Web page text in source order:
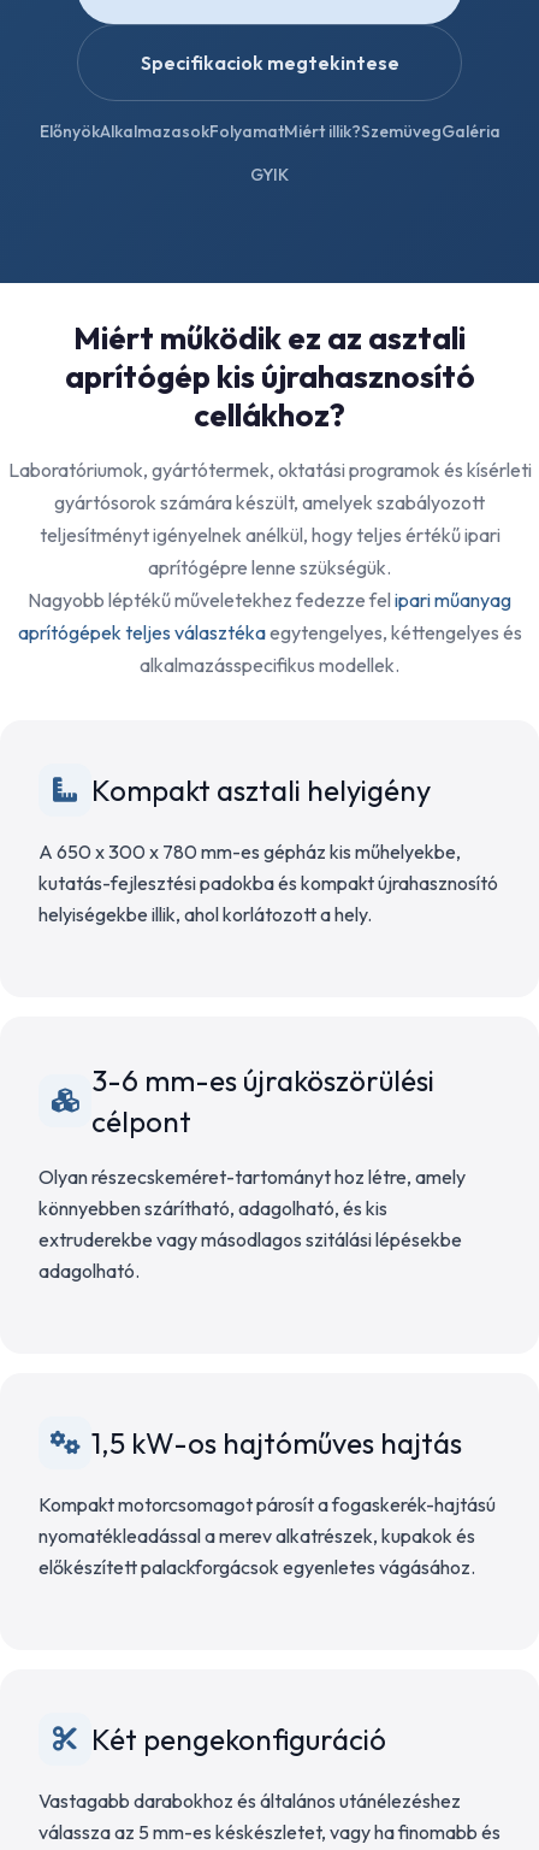
Specifikaciok megtekintese
ElőnyökAlkalmazasokFolyamatMiért illik?SzemüvegGaléria
GYIK
Miért működik ez az asztali
aprítógép kis újrahasznosító
cellákhoz?
Laboratóriumok, gyártótermek, oktatási programok és kísérleti
gyártósorok számára készült, amelyek szabályozott
teljesítményt igényelnek anélkül, hogy teljes értékű ipari
aprítógépre lenne szükségük.
Nagyobb léptékű műveletekhez fedezze fel ipari műanyag
aprítógépek teljes választékaegytengelyes, kéttengelyes és
alkalmazásspecifikus modellek.
Kompakt asztali helyigény
A 650 x 300 x 780 mm-es gépház kis műhelyekbe,
kutatás-fejlesztési padokba és kompakt újrahasznosító
helyiségekbe illik, ahol korlátozott a hely.
3-6 mm-es újraköszörülési
célpont
Olyan részecskeméret-tartományt hoz létre, amely
könnyebben szárítható, adagolható, és kis
extruderekbe vagy másodlagos szitálási lépésekbe
adagolható.
1,5 kW-os hajtóműves hajtás
Kompakt motorcsomagot párosít a fogaskerék-hajtású
nyomatékleadással a merev alkatrészek, kupakok és
előkészített palackforgácsok egyenletes vágásához.
Két pengekonfiguráció
Vastagabb darabokhoz és általános utánélezéshez
válassza az 5 mm-es késkészletet, vagy ha finomabb és